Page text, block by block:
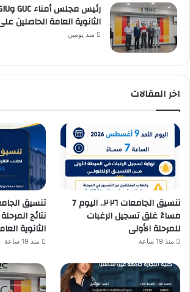
الثانوية العامة الحاصلين
منذ يومين
اخر المقالات
تنسيق الجامعات ٢٠٢٦.. اليوم 7
مساءً غلق تسجيل الرغبات
للمرحلة الأولى
منذ 19 ساعة
نتائج
الثانوية
منذ 19 ساعة